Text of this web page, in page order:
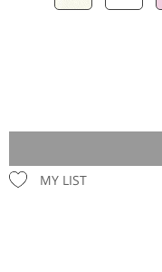
MY LIST